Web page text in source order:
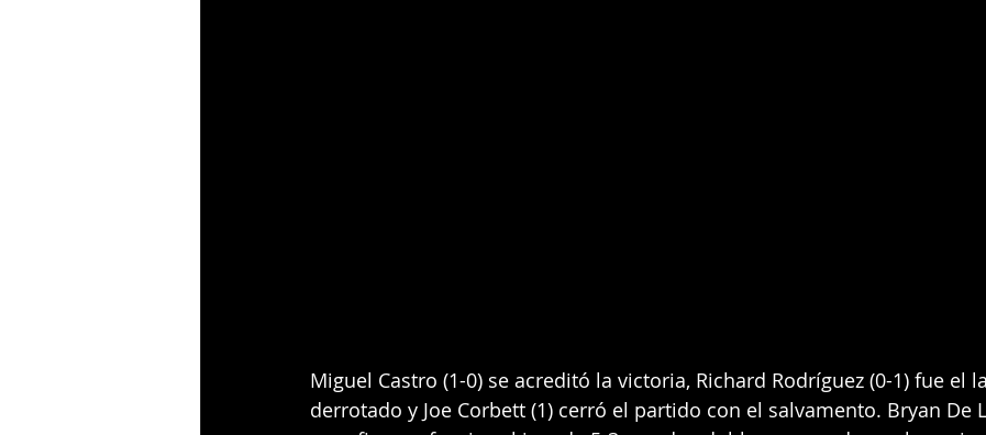
Miguel Castro (1-0) se acreditó la victoria, Richard Rodríguez (0-1) fue el
derrotado y Joe Corbett (1) cerró el partido con el salvamento. Bryan De